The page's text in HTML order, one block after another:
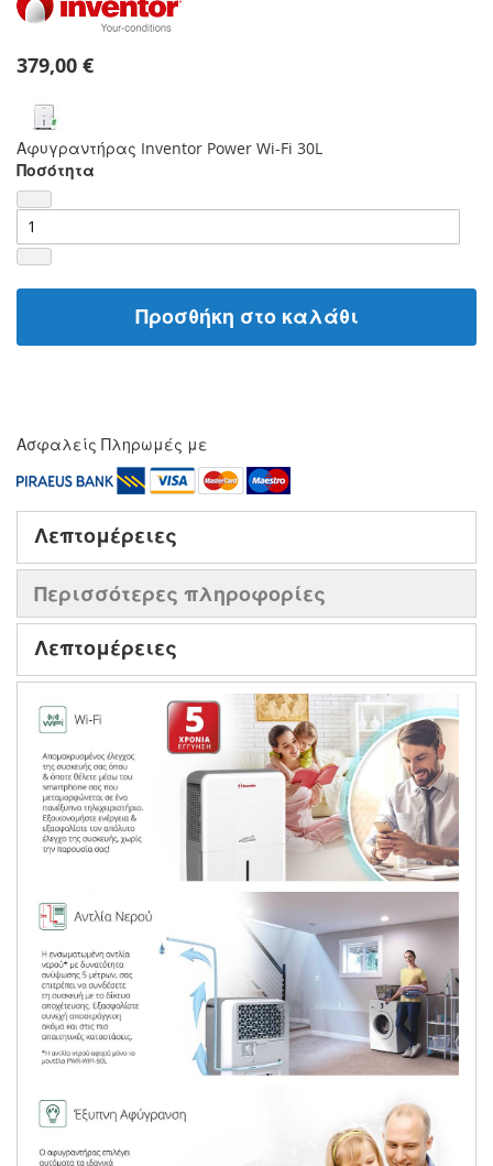
379,00 €
Αφυγραντήρας Inventor Power Wi-Fi 30L
Ποσότητα
Προσθήκη στο καλάθι
Ασφαλείς Πληρωμές με
Λεπτομέρειες
Περισσότερες πληροφορίες
Λεπτομέρειες